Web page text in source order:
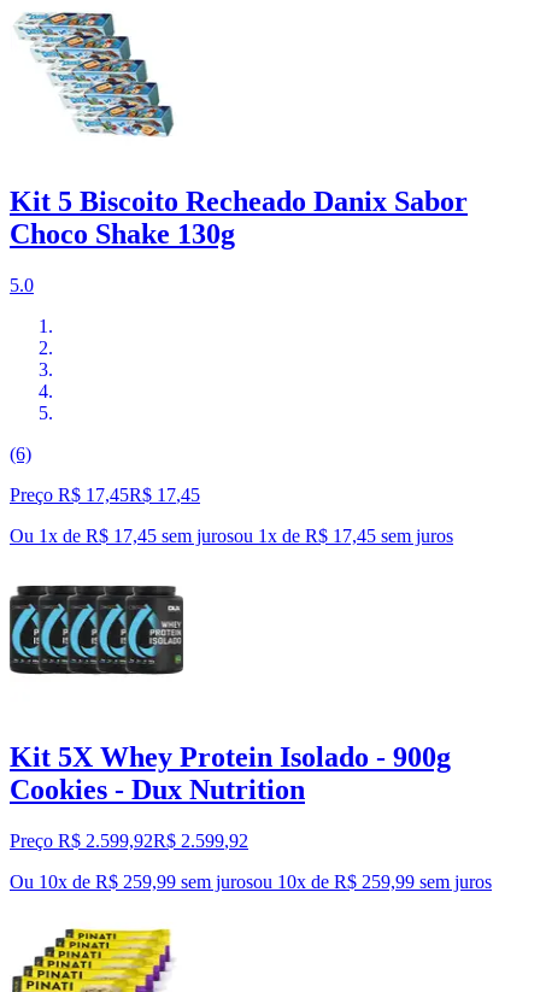
Kit 5 Biscoito Recheado Danix Sabor
Choco Shake 130g
5.0
(6)
Preço R$ 17,45R$ 17,45
Ou 1x de R$ 17,45 sem jurosou 1x de R$ 17,45 sem juros
Kit 5X Whey Protein Isolado - 900g
Cookies - Dux Nutrition
Preço R$ 2.599,92R$ 2.599,92
Ou 10x de R$ 259,99 sem jurosou 10x de R$ 259,99 sem juros